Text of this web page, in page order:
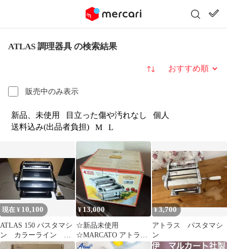
ATLAS 調理器具 の検索結果
販売中のみ表示
並び替え
新品、未使用 目立った傷や汚れなし
個人
送料込み(出品者負担)
M L
現在 ¥ 10,100
ATLAS 150 パスタマシ
ン カラーライン ブ
ラック
¥13,000
☆新品未使用
☆MARCATO アトラス
パスタマシン 4種パス
¥3,700
アトラス パスタマシ
ン